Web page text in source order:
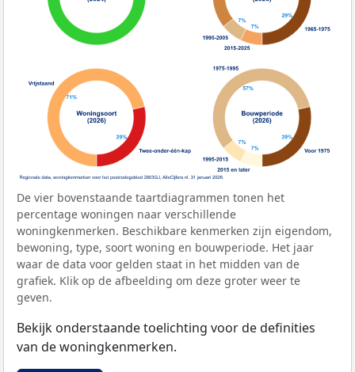
De vier bovenstaande taartdiagrammen tonen het
percentage woningen naar verschillende
woningkenmerken. Beschikbare kenmerken zijn eigendom,
bewoning, type, soort woning en bouwperiode. Het jaar
waar de data voor gelden staat in het midden van de
grafiek. Klik op de afbeelding om deze groter weer te
geven.
Bekijk onderstaande toelichting voor de definities
van de woningkenmerken.